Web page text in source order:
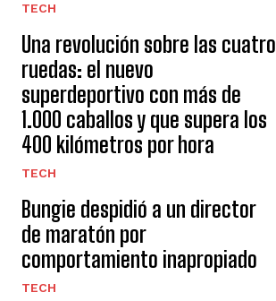
TECH
Una revolución sobre las cuatro
ruedas: el nuevo
superdeportivo con más de
1.000 caballos y que supera los
400 kilómetros por hora
TECH
Bungie despidió a un director
de maratón por
comportamiento inapropiado
TECH